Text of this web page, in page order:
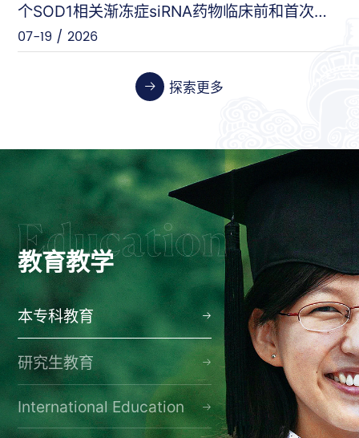
个SOD1相关渐冻症siRNA药物临床前和首次人
体临床数据
07-19 / 2026
张伟等（天坛医院）
探索更多
教育教学
本专科教育
研究生教育
International Education